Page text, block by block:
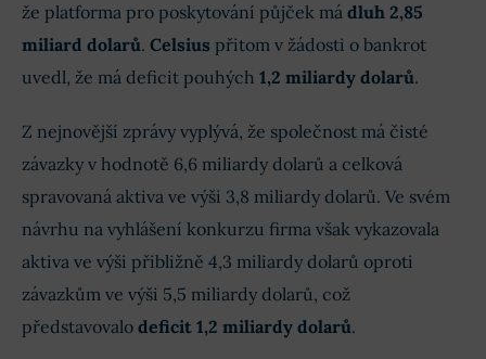
že platforma pro poskytování půjček má dluh 2,85
miliard dolarů. Celsius přitom v žádosti o bankrot
uvedl, že má deficit pouhých 1,2 miliardy dolarů.
Z nejnovější zprávy vyplývá, že společnost má čisté
závazky v hodnotě 6,6 miliardy dolarů a celková
spravovaná aktiva ve výši 3,8 miliardy dolarů. Ve svém
návrhu na vyhlášení konkurzu firma však vykazovala
aktiva ve výši přibližně 4,3 miliardy dolarů oproti
závazkům ve výši 5,5 miliardy dolarů, což
představovalo deficit 1,2 miliardy dolarů.